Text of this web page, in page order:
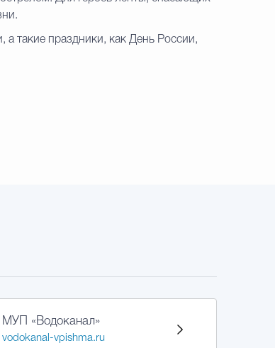
такие праздники, как День России,
МУП «Водоканал»
vodokanal-vpishma.ru